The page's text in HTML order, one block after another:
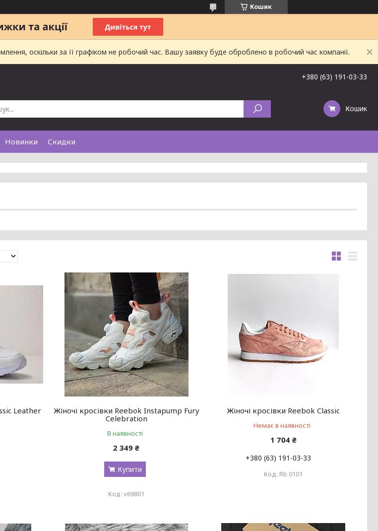
Кошик
оскільки за її графіком не робочий час. Вашу заявку буде оброблено в робочий час компанії.
+380 (63) 191-03-33
Кошик
Новинки Скидки
Leather
Жіночі кросівки Reebok Instapump Fury
Celebration
В наявності
2 349 ₴
Купити
v69801
Жіночі кросівки Reebok Classic
Немає в наявності
1 704 ₴
+380 (63) 191-03-33
Rb 0101